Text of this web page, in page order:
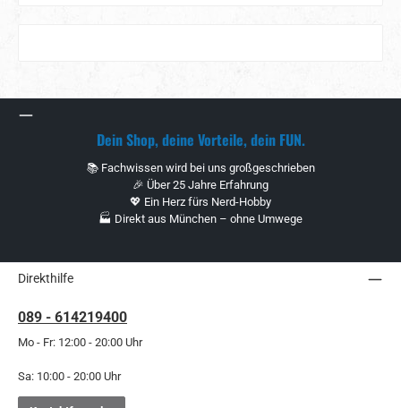
Dein Shop, deine Vorteile, dein FUN.
📚 Fachwissen wird bei uns großgeschrieben
🎉 Über 25 Jahre Erfahrung
💖 Ein Herz fürs Nerd-Hobby
🏭 Direkt aus München – ohne Umwege
Direkthilfe
089 - 614219400
Mo - Fr: 12:00 - 20:00 Uhr
Sa: 10:00 - 20:00 Uhr